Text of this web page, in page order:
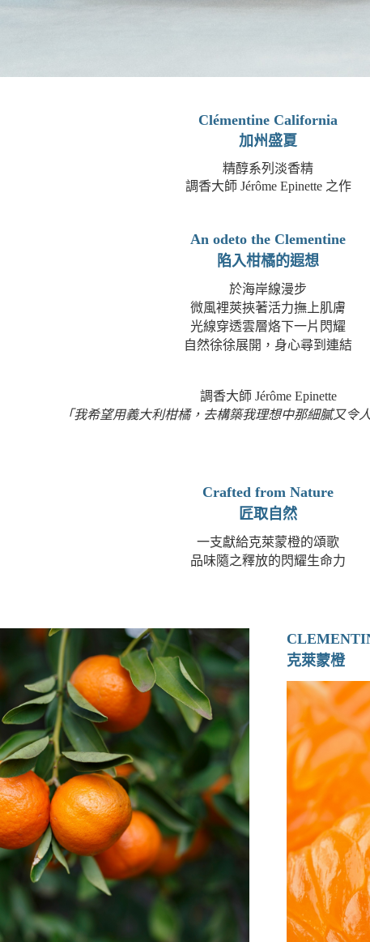
Clémentine California
加州盛夏
精醇系列淡香精
調香大師 Jérôme Epinette 之作
An odeto the Clementine
陷入柑橘的遐想
於海岸線漫步
微風裡莢挾著活力撫上肌膚
光線穿透雲層烙下一片閃耀
自然徐徐展開，身心尋到連結
調香大師 Jérôme Epinette
「我希望用義大利柑橘，去構築我理想中那細膩又令
Crafted from Nature
匠取自然
一支獻給克萊蒙橙的頌歌
品味隨之釋放的閃耀生命力
克萊蒙橙